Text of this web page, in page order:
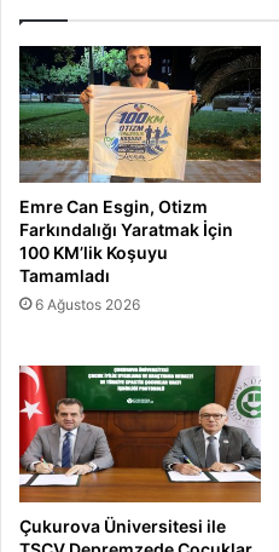
Emre Can Esgin, Otizm
Farkındalığı Yaratmak İçin
100 KM’lik Koşuyu
Tamamladı
6 Ağustos 2026
Çukurova Üniversitesi ile